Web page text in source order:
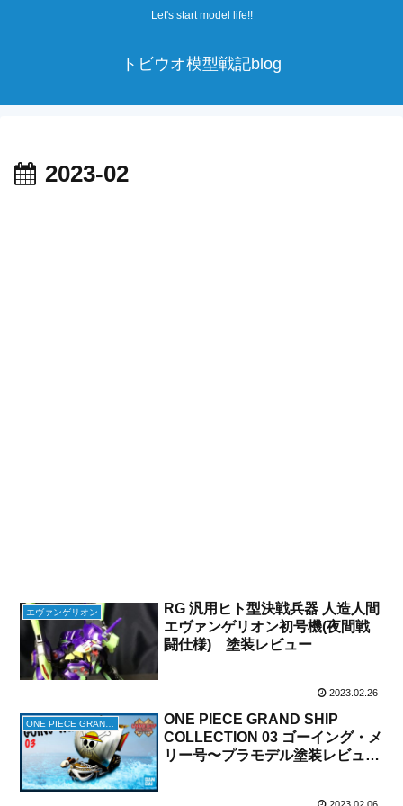
Let's start model life!!
トビウオ模型戦記blog
2023-02
エヴァンゲリオン
RG 汎用ヒト型決戦兵器 人造人間
エヴァンゲリオン初号機(夜間戦
闘仕様) 塗装レビュー
2023.02.26
ONE PIECE GRAND SHIP COLLECTION
ONE PIECE GRAND SHIP
COLLECTION 03 ゴーイング・メ
リー号〜プラモデル塗装レビュ
2023.02.06